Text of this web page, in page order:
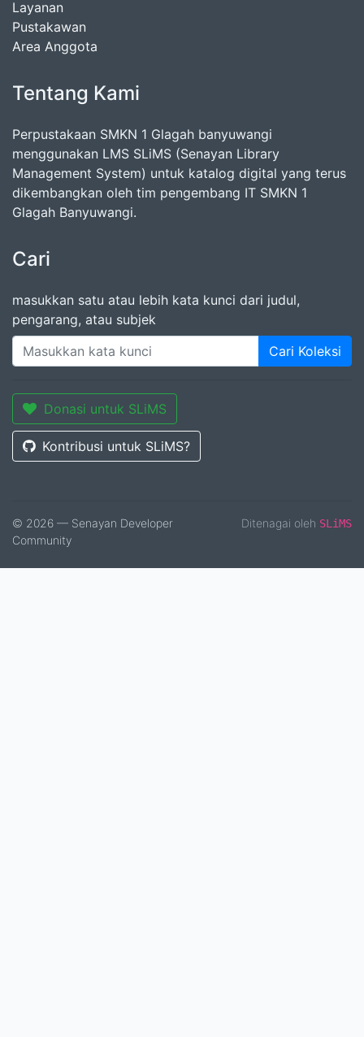
Layanan
Pustakawan
Area Anggota
Tentang Kami
Perpustakaan SMKN 1 Glagah banyuwangi
menggunakan LMS SLiMS (Senayan Library
Management System) untuk katalog digital yang terus
dikembangkan oleh tim pengembang IT SMKN 1
Glagah Banyuwangi.
Cari
masukkan satu atau lebih kata kunci dari judul,
pengarang, atau subjek
Cari Koleksi
Donasi untuk SLiMS
Kontribusi untuk SLiMS?
© 2026 — Senayan Developer
Community
Ditenagai oleh SLiMS